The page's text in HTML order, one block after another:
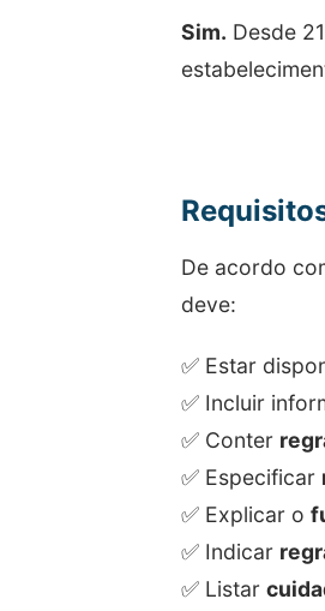
Sim. Desde
De acordo
deve:
✅ Estar
✅ Incluir
✅ Conter
✅ Especificar
✅ Explicar o
✅ Indicar
✅ Listar